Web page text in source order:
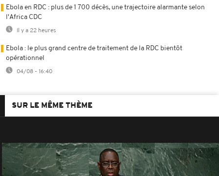
Ebola en RDC : plus de 1 700 décès, une trajectoire alarmante selon
l'Africa CDC
Il y a 22 heures
Ebola : le plus grand centre de traitement de la RDC bientôt
opérationnel
04/08 - 16:40
SUR LE MÊME THÈME